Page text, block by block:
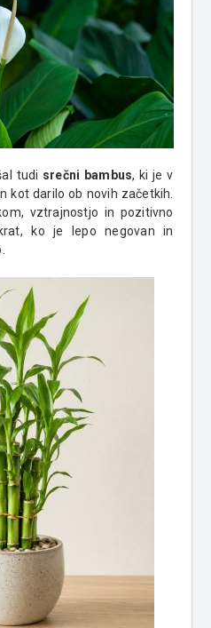
tudi srečni bambus, ki je v
kot darilo ob novih začetkih.
vztrajnostjo in pozitivno
ko je lepo negovan in